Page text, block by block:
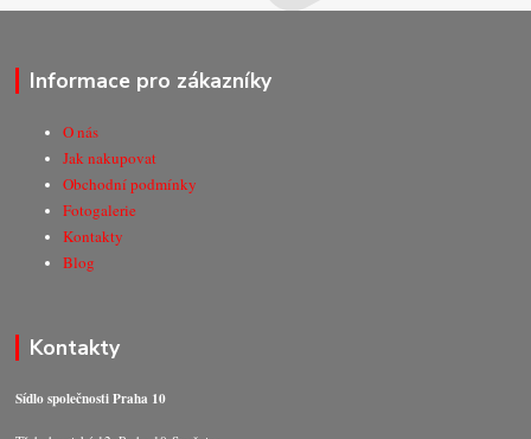
Informace pro zákazníky
O nás
Jak nakupovat
Obchodní podmínky
Fotogalerie
Kontakty
Blog
Kontakty
Sídlo společnosti Praha 10